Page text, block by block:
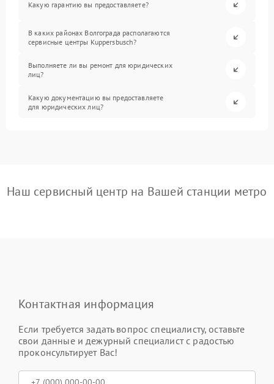
Какую гарантию вы предоставляете?
В каких районах Волгограда располагаются
сервисные центры Kuppersbusch?
Выполняете ли вы ремонт для юридических
лиц?
Какую документацию вы предоставляете
для юридических лиц?
Наш сервисный центр на Вашей станции метро
Контактная информация
Если требуется задать вопрос специалисту, оставьте
свои данные и дежурный специалист с радостью
проконсультирует Вас!